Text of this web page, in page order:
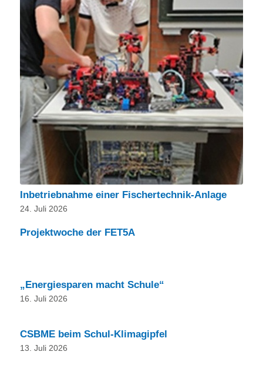
Inbetriebnahme einer Fischertechnik-Anlage
24. Juli 2026
Projektwoche der FET5A
„Energiesparen macht Schule“
16. Juli 2026
CSBME beim Schul-Klimagipfel
13. Juli 2026